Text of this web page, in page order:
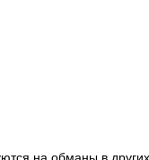
на обманы в